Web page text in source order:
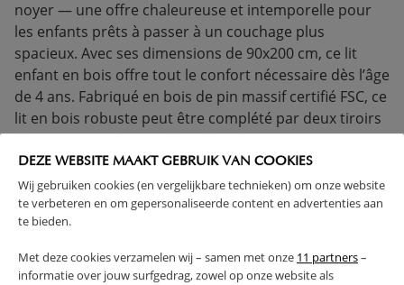
DEZE WEBSITE MAAKT GEBRUIK VAN COOKIES
Wij gebruiken cookies (en vergelijkbare technieken) om onze website
te verbeteren en om gepersonaliseerde content en advertenties aan
te bieden.
Met deze cookies verzamelen wij – samen met onze 11 partners–
informatie over jouw surfgedrag, zowel op onze website als
noyer — une offre chaleureuse et intemporelle pour
les enfants prêts à passer à un couchage plus
spacieux. Avec ses dimensions de 90x200 cm, ce lit
enfant en bois offre tout le confort nécessaire dès l’âge
de 4 ans. Fabriqué en bois de pin massif certifié FSC, ce
lit en bois robuste peut être complété par deux tiroirs
de rangement disponibles séparément.
CONFORME À LA CERTIFICATION UE
BOIS MASSIF
CONSTRUCTION SOLIDE
(Lire la suite)